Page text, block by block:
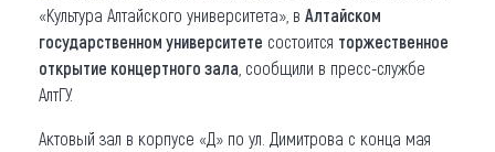
«Культура Алтайского университета», в Алтайском
государственном университете состоится торжественное
открытие концертного зала , сообщили в пресс-службе
АлтГУ.
Актовый зал в корпусе «Д» по ул. Димитрова с конца мая